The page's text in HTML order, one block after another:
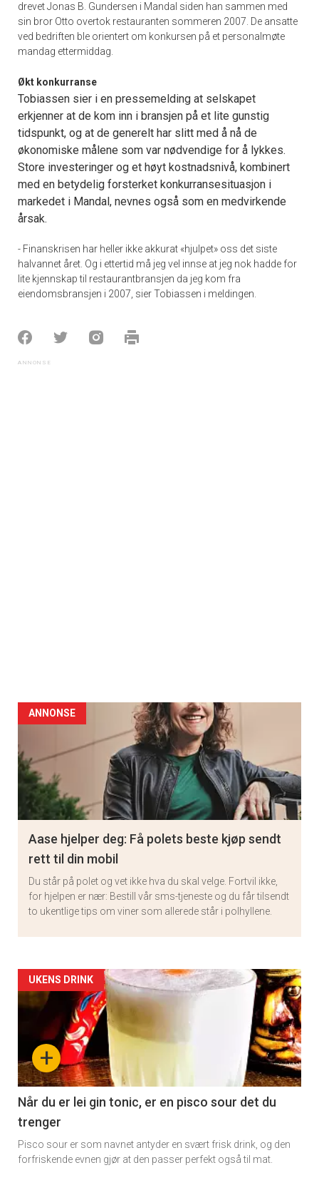
drevet Jonas B. Gundersen i Mandal siden han sammen med
sin bror Otto overtok restauranten sommeren 2007. De ansatte
ved bedriften ble orientert om konkursen på et personalmøte
mandag ettermiddag.
Økt konkurranse
Tobiassen sier i en pressemelding at selskapet
erkjenner at de kom inn i bransjen på et lite gunstig
tidspunkt, og at de generelt har slitt med å nå de
økonomiske målene som var nødvendige for å lykkes.
Store investeringer og et høyt kostnadsnivå, kombinert
med en betydelig forsterket konkurransesituasjon i
markedet i Mandal, nevnes også som en medvirkende
årsak.
- Finanskrisen har heller ikke akkurat «hjulpet» oss det siste
halvannet året. Og i ettertid må jeg vel innse at jeg nok hadde for
lite kjennskap til restaurantbransjen da jeg kom fra
eiendomsbransjen i 2007, sier Tobiassen i meldingen.
ANNONSE
Aase hjelper deg: Få polets beste kjøp sendt
rett til din mobil
Du står på polet og vet ikke hva du skal velge. Fortvil ikke,
for hjelpen er nær: Bestill vår sms-tjeneste og du får tilsendt
to ukentlige tips om viner som allerede står i polhyllene.
Artikler
detail
section
11
+
UKENS DRINK
Når du er lei gin tonic, er en pisco sour det du
trenger
Pisco sour er som navnet antyder en svært frisk drink, og den
forfriskende evnen gjør at den passer perfekt også til mat.